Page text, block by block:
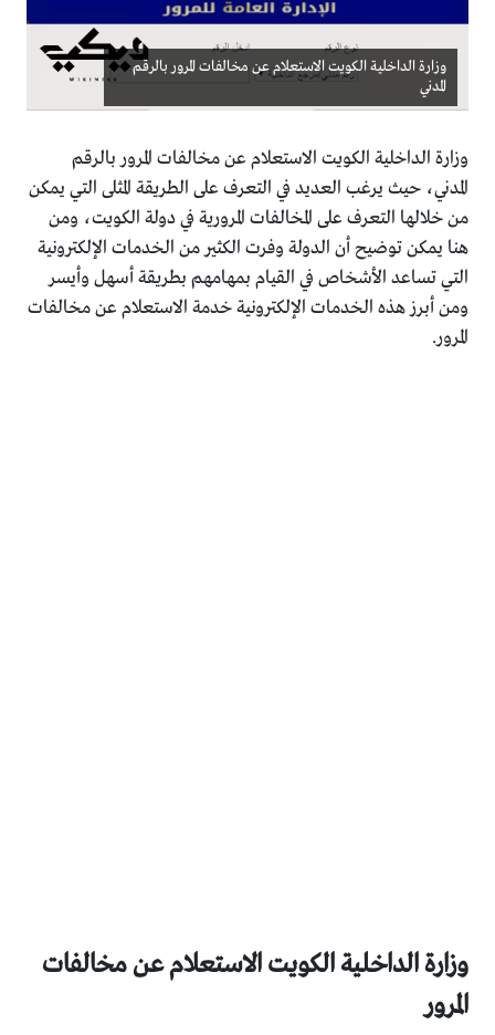
وزارة الداخلية الكويت الاستعلام عن مخالفات المرور بالرقم
المدني
وزارة الداخلية الكويت الاستعلام عن مخالفات المرور بالرقم
المدني، حيث يرغب العديد في التعرف على الطريقة المثلى التي يمكن
من خلالها التعرف على المخالفات المرورية في دولة الكويت، ومن
هنا يمكن توضيح أن الدولة وفرت الكثير من الخدمات الإلكترونية
التي تساعد الأشخاص في القيام بمهامهم بطريقة أسهل وأيسر
ومن أبرز هذه الخدمات الإلكترونية خدمة الاستعلام عن مخالفات
المرور.
وزارة الداخلية الكويت الاستعلام عن مخالفات
المرور